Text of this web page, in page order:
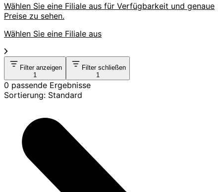
Wählen Sie eine Filiale aus für Verfügbarkeit und genaue
Preise zu sehen.
Wählen Sie eine Filiale aus
Filter anzeigen
1
Filter schließen
1
0 passende Ergebnisse
Sortierung: Standard